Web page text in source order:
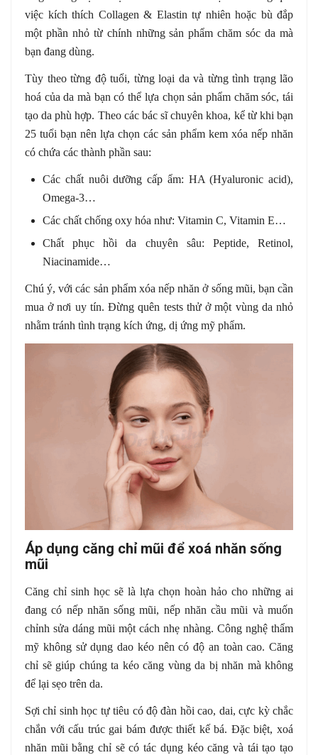
việc kích thích Collagen & Elastin tự nhiên hoặc bù đắp
một phần nhỏ từ chính những sản phẩm chăm sóc da mà
bạn đang dùng.
Tùy theo từng độ tuổi, từng loại da và từng tình trạng lão
hoá của da mà bạn có thể lựa chọn sản phẩm chăm sóc, tái
tạo da phù hợp. Theo các bác sĩ chuyên khoa, kể từ khi bạn
25 tuổi bạn nên lựa chọn các sản phẩm kem xóa nếp nhăn
có chứa các thành phần sau:
Các chất nuôi dưỡng cấp ẩm: HA (Hyaluronic acid),
Omega-3…
Các chất chống oxy hóa như: Vitamin C, Vitamin E…
Chất phục hồi da chuyên sâu: Peptide, Retinol,
Niacinamide…
Chú ý, với các sản phẩm xóa nếp nhăn ở sống mũi, bạn cần
mua ở nơi uy tín. Đừng quên tests thử ở một vùng da nhỏ
nhằm tránh tình trạng kích ứng, dị ứng mỹ phẩm.
Áp dụng căng chỉ mũi để xoá nhăn sống
mũi
Căng chỉ sinh học sẽ là lựa chọn hoàn hảo cho những ai
đang có nếp nhăn sống mũi, nếp nhăn cầu mũi và muốn
chỉnh sửa dáng mũi một cách nhẹ nhàng. Công nghệ thẩm
mỹ không sử dụng dao kéo nên có độ an toàn cao. Căng
chỉ sẽ giúp chúng ta kéo căng vùng da bị nhăn mà không
để lại sẹo trên da.
Sợi chỉ sinh học tự tiêu có độ đàn hồi cao, dai, cực kỳ chắc
chắn với cấu trúc gai bám được thiết kế bá. Đặc biệt, xoá
nhăn mũi bằng chỉ sẽ có tác dụng kéo căng và tái tạo tạo